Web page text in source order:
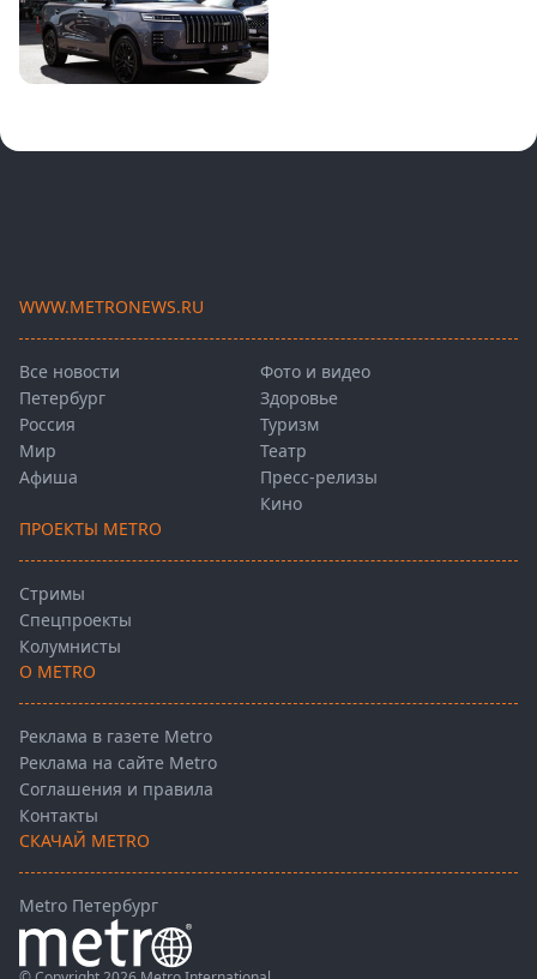
WWW.METRONEWS.RU
Все новости
Петербург
Россия
Мир
Афиша
Фото и видео
Здоровье
Туризм
Театр
Пресс-релизы
Кино
ПРОЕКТЫ METRO
Стримы
Спецпроекты
Колумнисты
О METRO
Реклама в газете Metro
Реклама на сайте Metro
Соглашения и правила
Контакты
СКАЧАЙ METRO
Metro Петербург